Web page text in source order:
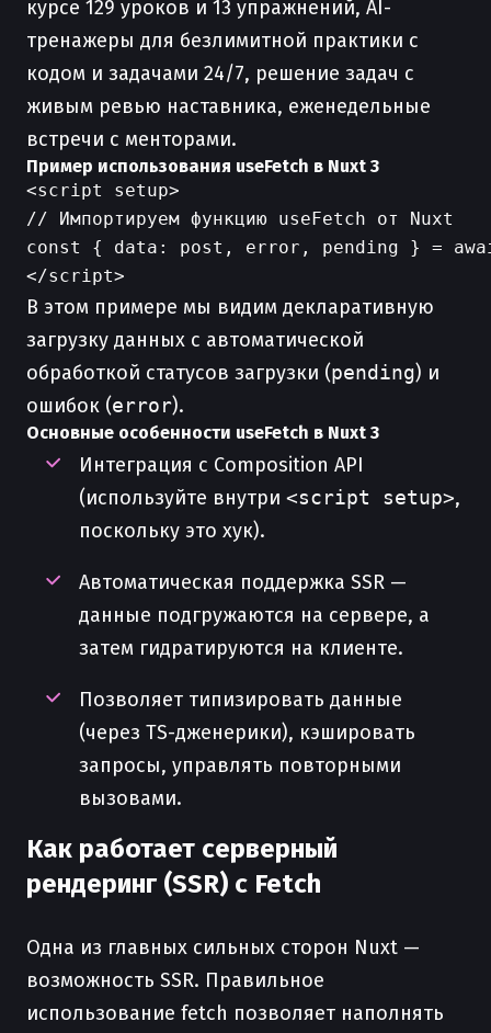
курсе 129 уроков и 13 упражнений, AI-
тренажеры для безлимитной практики с
кодом и задачами 24/7, решение задач с
живым ревью наставника, еженедельные
встречи с менторами.
Пример использования useFetch в Nuxt 3
<script setup>
// Импортируем функцию useFetch от Nuxt
const { data: post, error, pending } =
В этом примере мы видим декларативную
загрузку данных с автоматической
обработкой статусов загрузки (pending) и
ошибок (error).
Основные особенности useFetch в Nuxt 3
Интеграция с Composition API
(используйте внутри <script setup>,
поскольку это хук).
Автоматическая поддержка SSR —
данные подгружаются на сервере, а
затем гидратируются на клиенте.
Позволяет типизировать данные
(через TS-дженерики), кэшировать
запросы, управлять повторными
вызовами.
Как работает серверный
рендеринг (SSR) с Fetch
Одна из главных сильных сторон Nuxt —
возможность SSR. Правильное
использование fetch позволяет наполнять